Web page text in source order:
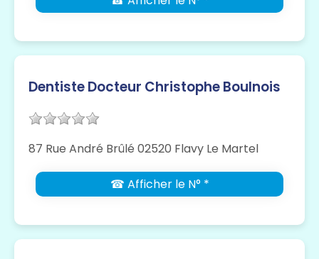
Dentiste Docteur Christophe Boulnois
87 Rue André Brûlé 02520 Flavy Le Martel
☎ Afficher le N° *